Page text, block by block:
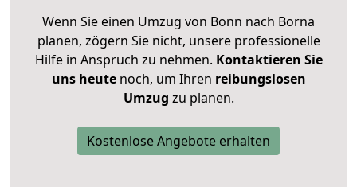
Wenn Sie einen Umzug von Bonn nach Borna
planen, zögern Sie nicht, unsere professionelle
Hilfe in Anspruch zu nehmen. Kontaktieren Sie
uns heutenoch, um Ihren reibungslosen
Umzug zu planen.
Kostenlose Angebote erhalten